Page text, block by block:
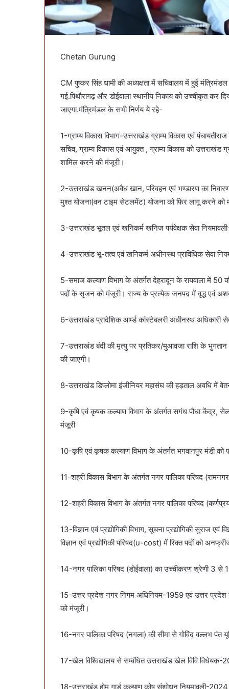
Chetan Gurung
CM पुष्कर सिंह धामी की अध्यक्षता में सचिवालय में हुई
गई.पिथौरागढ़ और डोईवाला स्थानीय निकाय को उच्चीकृत कर
जाएगा.मंत्रिमंडल के सभी निर्णय ये रहे-
1-ग्राम्य विकास विभाग-उत्तराखंड ग्राम्य विकास एवं
सचिव, ग्राम्य विकास एवं आयुक्त , ग्राम्य विकास को
शामिल करने की मंजूरी।
2-उत्तराखंड खनन(अवैध खान, परिवहन एवं भण्डारण का
मुश्त योजना(वन टाइम सेटलमेंट) योजना को फिर लागू करने को
3-उत्तराखंड भूतल एवं खनिकर्म खनिज पर्यवेक्षक सेवा
4-उत्तराखंड भू-तत्व एवं खनिकर्म अधीनस्थ प्राविधिक सेवा
5-समाज कल्याण विभाग के अंतर्गत देहरादून के रायवाला में 50
पदों के सृजन को मंजूरी। राज्य के प्रत्येक जनपद में वृद्ध एवं
6-उत्तराखंड प्रादेशिक आर्म्ड कांस्टेबलरी अधीनस्थ अधिकारी
7-उत्तराखंड बंदी की मृत्यु पर प्रतिकर/मुआवजा राशि के
की जाएगी।
8-उत्तराखंड डिप्लोमा इंजीनियर महासंघ की हड़ताल अवधि में
9-कृषि एवं कृषक कल्याण विभाग के अंतर्गत सगंध पौधा केंद्र,
मंजूरी
10-कृषि एवं कृषक कल्याण विभाग के अंतर्गत भगवानपुर मंडी को
11-शहरी विकास विभाग के अंतर्गत नगर पालिका परिषद
12-शहरी विकास विभाग के अंतर्गत नगर पालिका परिषद
13-विज्ञान एवं प्रद्योगिकी विभाग, सूचना प्रद्योगिकी सुराज एवं
विज्ञान एवं प्रद्योगिकी परिषद(u-cost) में रिक्त पदों को
14-नगर पालिका परिषद (डोईवाला) का उच्चीकरण श्रेणी 3 से 1
15-उत्तर प्रदेश नगर निगम अधिनियम-1959 एवं उत्तर
को मंजूरी।
16-नगर पालिका परिषद (नगला) की सीमा से गोविंद वल्लभ पंत
17-खेल विश्विद्यालय से सम्बंधित उत्तराखंड खेल विवि
18-उत्तराखंड होम गार्ड कल्याण कोष संशोधन नियमावली-